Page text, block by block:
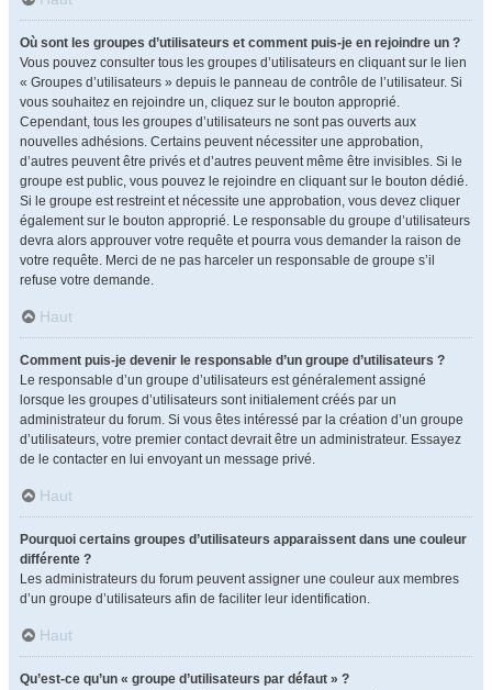
Où sont les groupes d’utilisateurs et comment puis-je en rejoindre un ?
Vous pouvez consulter tous les groupes d’utilisateurs en cliquant sur le lien
« Groupes d’utilisateurs » depuis le panneau de contrôle de l’utilisateur. Si
vous souhaitez en rejoindre un, cliquez sur le bouton approprié.
Cependant, tous les groupes d’utilisateurs ne sont pas ouverts aux
nouvelles adhésions. Certains peuvent nécessiter une approbation,
d’autres peuvent être privés et d’autres peuvent même être invisibles. Si le
groupe est public, vous pouvez le rejoindre en cliquant sur le bouton dédié.
Si le groupe est restreint et nécessite une approbation, vous devez cliquer
également sur le bouton approprié. Le responsable du groupe d’utilisateurs
devra alors approuver votre requête et pourra vous demander la raison de
votre requête. Merci de ne pas harceler un responsable de groupe s’il
refuse votre demande.
Haut
Comment puis-je devenir le responsable d’un groupe d’utilisateurs ?
Le responsable d’un groupe d’utilisateurs est généralement assigné
lorsque les groupes d’utilisateurs sont initialement créés par un
administrateur du forum. Si vous êtes intéressé par la création d’un groupe
d’utilisateurs, votre premier contact devrait être un administrateur. Essayez
de le contacter en lui envoyant un message privé.
Haut
Pourquoi certains groupes d’utilisateurs apparaissent dans une couleur
différente ?
Les administrateurs du forum peuvent assigner une couleur aux membres
d’un groupe d’utilisateurs afin de faciliter leur identification.
Haut
Qu’est-ce qu’un « groupe d’utilisateurs par défaut » ?